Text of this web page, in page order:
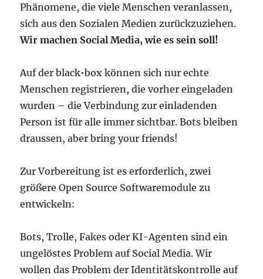
Phänomene, die viele Menschen veranlassen,
sich aus den Sozialen Medien zurückzuziehen.
Wir machen Social Media, wie es sein soll!
Auf der black•box können sich nur echte
Menschen registrieren, die vorher eingeladen
wurden – die Verbindung zur einladenden
Person ist für alle immer sichtbar. Bots bleiben
draussen, aber bring your friends!
Zur Vorbereitung ist es erforderlich, zwei
größere Open Source Softwaremodule zu
entwickeln:
Bots, Trolle, Fakes oder KI-Agenten sind ein
ungelöstes Problem auf Social Media. Wir
wollen das Problem der Identitätskontrolle auf